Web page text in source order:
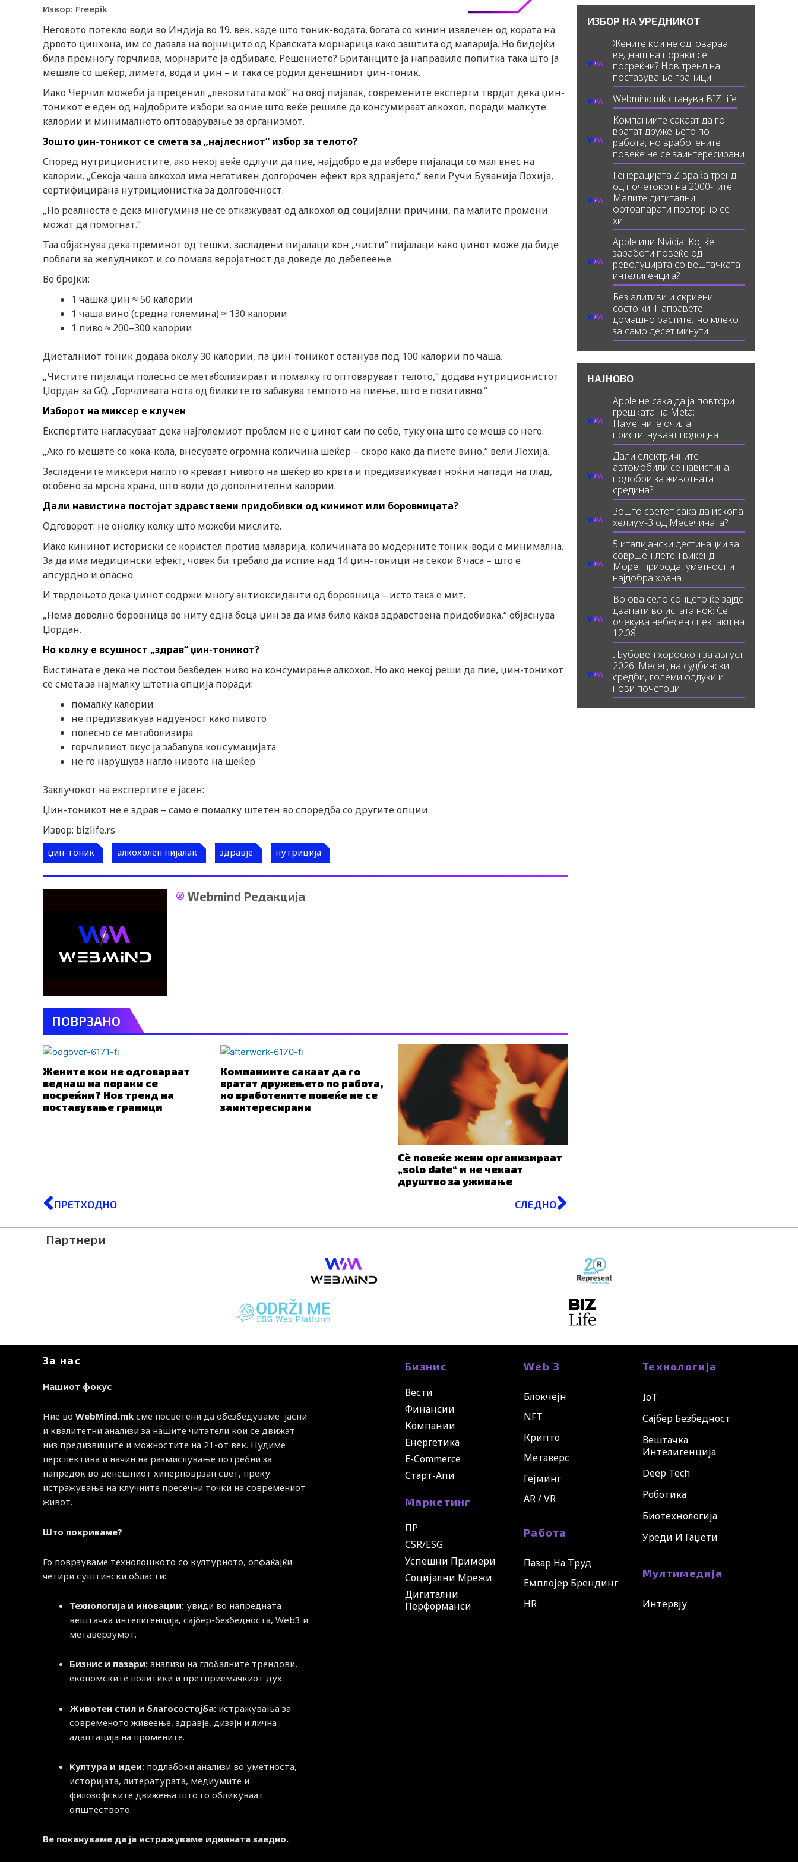
Извор: Freepik
Неговото потекло води во Индија во 19. век, каде што тоник-водата, богата со кинин извлечен од кората на
дрвото цинхона, им се давала на војниците од Кралската морнарица како заштита од маларија. Но бидејќи
била премногу горчлива, морнарите ја одбивале. Решението? Британците ја направиле попитка така што ја
мешале со шеќер, лимета, вода и џин – и така се родил денешниот џин-тоник.
Иако Черчил можеби ја преценил „лековитата моќ“ на овој пијалак, современите експерти тврдат дека џин-
тоникот е еден од најдобрите избори за оние што веќе решиле да консумираат алкохол, поради малкуте
калории и минималното оптоварување за организмот.
Зошто џин-тоникот се смета за „најлесниот“ избор за телото?
Според нутриционистите, ако некој веќе одлучи да пие, најдобро е да избере пијалаци со мал внес на
калории. „Секоја чаша алкохол има негативен долгорочен ефект врз здравјето,“ вели Ручи Буванија Лохија,
сертифицирана нутриционистка за долговечност.
„Но реалноста е дека многумина не се откажуваат од алкохол од социјални причини, па малите промени
можат да помогнат.“
Таа објаснува дека преминот од тешки, засладени пијалаци кон „чисти“ пијалаци како џинот може да биде
поблаги за желудникот и со помала веројатност да доведе до дебелеење.
Во бројки:
1 чашка џин ≈ 50 калории
1 чаша вино (средна големина) ≈ 130 калории
1 пиво ≈ 200–300 калории
Диеталниот тоник додава околу 30 калории, па џин-тоникот останува под 100 калории по чаша.
„Чистите пијалаци полесно се метаболизираат и помалку го оптоваруваат телото,“ додава нутриционистот
Џордан за GQ. „Горчливата нота од билките го забавува темпото на пиење, што е позитивно.“
Изборот на миксер е клучен
Експертите нагласуваат дека најголемиот проблем не е џинот сам по себе, туку она што се меша со него.
„Ако го мешате со кока-кола, внесувате огромна количина шеќер – скоро како да пиете вино,“ вели Лохија.
Засладените миксери нагло го креваат нивото на шеќер во крвта и предизвикуваат ноќни напади на глад,
особено за мрсна храна, што води до дополнителни калории.
Дали навистина постојат здравствени придобивки од кининот или боровницата?
Одговорот: не онолку колку што можеби мислите.
Иако кининот историски се користел против маларија, количината во модерните тоник-води е минимална.
За да има медицински ефект, човек би требало да испие над 14 џин-тоници на секои 8 часа – што е
апсурдно и опасно.
И тврдењето дека џинот содржи многу антиоксиданти од боровница – исто така е мит.
„Нема доволно боровница во ниту една боца џин за да има било каква здравствена придобивка,“ објаснува
Џордан.
Но колку е всушност „здрав“ џин-тоникот?
Вистината е дека не постои безбеден нивo на консумирање алкохол. Но ако некој реши да пие, џин-тоникот
се смета за најмалку штетна опција поради:
помалку калории
не предизвикува надуеност како пивото
полесно се метаболизира
горчливиот вкус ја забавува консумацијата
не го нарушува нагло нивото на шеќер
Заклучокот на експертите е јасен:
Џин-тоникот не е здрав – само е помалку штетен во споредба со другите опции.
Извор: bizlife.rs
џин-тоник алкохолен пијалак здравје нутриција
Webmind Редакција
ПОВРЗАНО
Жените кои не одговараат
веднаш на пораки се
посреќни? Нов тренд на
поставување граници
Компаниите сакаат да го
вратат дружењето по работа,
но вработените повеќе не се
заинтересирани
Сè повеќе жени организираат
„solo date“ и не чекаат
друштво за уживање
Prev
ПРЕТХОДНО СЛЕДНОNext
ИЗБОР НА УРЕДНИКОТ
Жените кои не одговараат
веднаш на пораки се
посреќни? Нов тренд на
поставување граници
Webmind.mk станува BIZLife
Компаниите сакаат да го
вратат дружењето по
работа, но вработените
повеќе не се заинтересирани
Генерацијата Z враќа тренд
од почетокот на 2000-тите:
Малите дигитални
фотоапарати повторно се
хит
Apple или Nvidia: Кој ќе
заработи повеќе од
револуцијата со вештачката
интелигенција?
Без адитиви и скриени
состојки: Направете
домашно растително млеко
за само десет минути
НАЈНОВО
Apple не сака да ја повтори
грешката на Meta:
Паметните очила
пристигнуваат подоцна
Дали електричните
автомобили се навистина
подобри за животната
средина?
Зошто светот сака да ископа
хелиум-3 од Месечината?
5 италијански дестинации за
совршен летен викенд:
Море, природа, уметност и
најдобра храна
Во ова село сонцето ќе зајде
двапати во истата ноќ: Се
очекува небесен спектакл на
12.08
Љубовен хороскоп за август
2026: Месец на судбински
средби, големи одлуки и
нови почетоци
Партнери
За нас
Нашиот фокус
Ние во WebMind.mk сме посветени да обезбедуваме јасни
и квалитетни анализи за нашите читатели кои се движат
низ предизвиците и можностите на 21-от век. Нудиме
перспектива и начин на размислување потребни за
напредок во денешниот хиперповрзан свет, преку
истражување на клучните пресечни точки на современиот
живот.
Што покриваме?
Го поврзуваме технолошкото со културното, опфаќајќи
четири суштински области:
Технологија и иновации: увиди во напредната
вештачка интелигенција, сајбер-безбедноста, Web3 и
метаверзумот.
Бизнис и пазари: анализи на глобалните трендови,
економските политики и претприемачкиот дух.
Животен стил и благосостојба: истражувања за
современото живеење, здравје, дизајн и лична
адаптација на промените.
Култура и идеи: подлабоки анализи во уметноста,
историјата, литературата, медиумите и
филозофските движења што го обликуваат
општеството.
Ве покануваме да ја истражуваме иднината заедно.
Бизнис
Вести
Финансии
Компании
Енергетика
E-Commerce
Старт-Апи
Маркетинг
ПР
CSR/ESG
Успешни Примери
Социјални Мрежи
Дигитални
Перформанси
Web 3
Блокчејн
NFT
Крипто
Метаверс
Гејминг
AR / VR
Работа
Пазар На Труд
Емплојер Брендинг
HR
Технологија
IoT
Сајбер Безбедност
Вештачка
Интелигенција
Deep Tech
Роботика
Биотехнологија
Уреди И Гаџети
Мултимедија
Интервју